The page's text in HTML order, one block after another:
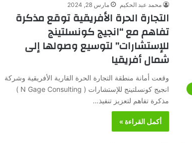
محمد عبد الحكيم مارس 28, 2024
التجارة الحرة الأفريقية توقع مذكرة
تفاهم مع “انجيج كونسلتينج
للإستشارات” لتوسيع وصولها إلى
شمال أفريقيا
وقعت أمانة منطقة التجارة الحرة القارية الأفريقية وشركة
انجيج كونسلتينج للإستشارات ( N Gage Consulting )
مذكرة تفاهم لتعزيز تنفيذ…
أكمل القراءة »